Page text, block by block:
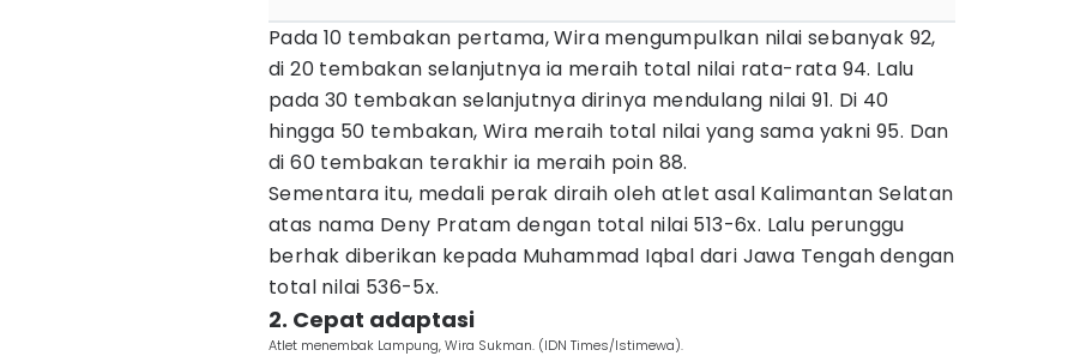
Pada 10 tembakan pertama, Wira mengumpulkan nilai sebanyak 92,
di 20 tembakan selanjutnya ia meraih total nilai rata-rata 94. Lalu
pada 30 tembakan selanjutnya dirinya mendulang nilai 91. Di 40
hingga 50 tembakan, Wira meraih total nilai yang sama yakni 95. Dan
di 60 tembakan terakhir ia meraih poin 88.
Sementara itu, medali perak diraih oleh atlet asal Kalimantan Selatan
atas nama Deny Pratam dengan total nilai 513-6x. Lalu perunggu
berhak diberikan kepada Muhammad Iqbal dari Jawa Tengah dengan
total nilai 536-5x.
2. Cepat adaptasi
Atlet menembak Lampung, Wira Sukman. (IDN Times/Istimewa).